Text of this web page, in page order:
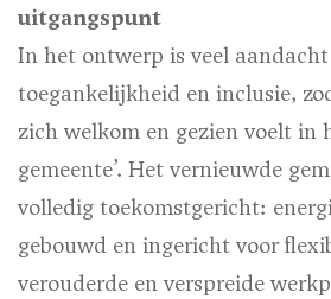
uitgangspunt
In het ontwerp is veel
toegankelijkheid en inclusie,
zich welkom en gezien voelt in
gemeente’. Het vernieuwde
volledig toekomstgericht:
gebouwd en ingericht voor
verouderde en verspreide